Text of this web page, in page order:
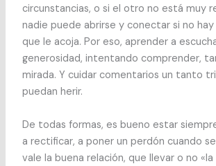
circunstancias, o si el otro no está muy
nadie puede abrirse y conectar si no
que le acoja. Por eso, aprender a
generosidad, intentando comprender,
mirada. Y cuidar comentarios un tanto
puedan herir.
De todas formas, es bueno estar
a rectificar, a poner un perdón cuando
vale la buena relación, que llevar o no «la